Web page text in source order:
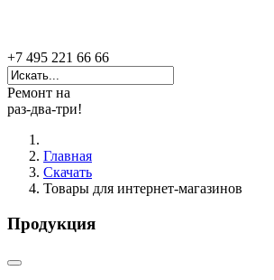
+7 495 221 66 66
Ремонт на
раз-два-три!
Главная
Скачать
Товары для интернет-магазинов
Продукция